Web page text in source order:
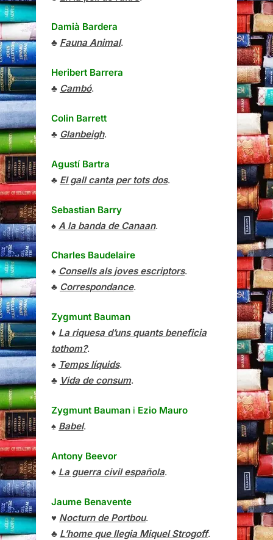
Damià Bardera
♣ Fauna Animal.
Heribert Barrera
♣ Cambó.
Colin Barrett
♣ Glanbeigh.
Agustí Bartra
♣ El gall canta per tots dos.
Sebastian Barry
♠ A la banda de Canaan.
Charles Baudelaire
♠ Consells als joves escriptors.
♣ Correspondance.
Zygmunt Bauman
♦ La riquesa d’uns quants beneficia
tothom?.
♠ Temps líquids.
♣ Vida de consum.
Zygmunt Bauman i Ezio Mauro
♠ Babel.
Antony Beevor
♠ La guerra civil española.
Jaume Benavente
♥ Nocturn de Portbou.
♣ L’home que llegia Miquel Strogoff.